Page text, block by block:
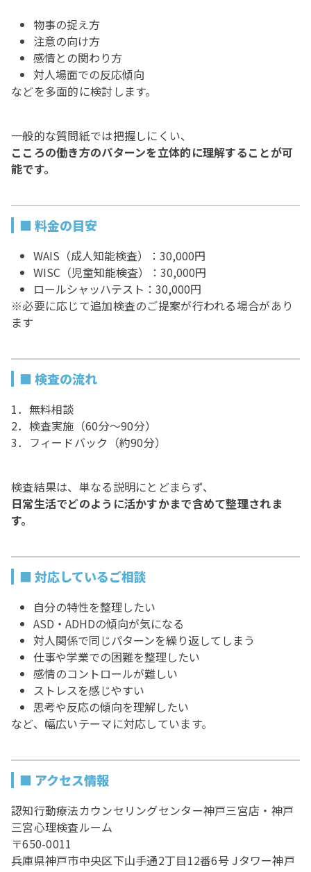
物事の捉え方
注意の向け方
感情との関わり方
対人場面での反応傾向
などを多面的に検討します。
一般的な質問紙では把握しにくい、
こころの働き方のパターンを立体的に理解することが可
能です。
■ 料金の目安
WAIS（成人知能検査）：30,000円
WISC（児童知能検査）：30,000円
ロールシャッハテスト：30,000円
※必要に応じて追加検査のご提案が行われる場合があり
ます
■ 検査の流れ
1．無料相談
2．検査実施（60分～90分）
3．フィードバック（約90分）
検査結果は、単なる説明にとどまらず、
日常生活でどのように活かすかまで含めて整理されま
す。
■ 対応しているご相談
自分の特性を整理したい
ASD・ADHDの傾向が気になる
対人関係で同じパターンを繰り返してしまう
仕事や学業での困難を整理したい
感情のコントロールが難しい
ストレスを感じやすい
思考や反応の傾向を理解したい
など、幅広いテーマに対応しています。
■ アクセス情報
認知行動療法カウンセリングセンター神戸三宮店・神戸
三宮心理検査ルーム
〒650-0011
兵庫県神戸市中央区下山手通2丁目12番6号 Jタワー神戸